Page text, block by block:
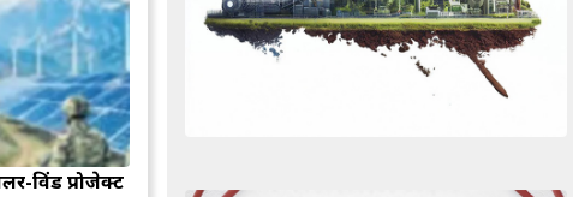
विंड प्रोजेक्ट